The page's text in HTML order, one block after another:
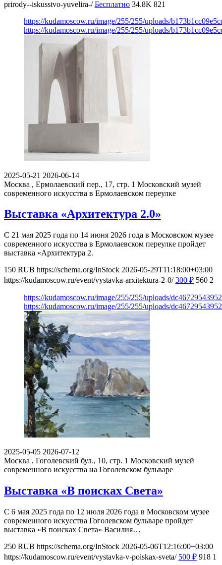
prirody--iskusstvo-yuvelira-/ Бесплатно 34.8K 821
https://kudamoscow.ru/image/255/255/uploads/
https://kudamoscow.ru/image/255/255/uploads/
2025-05-21 2026-06-14
Москва , Ермолаевский пер., 17, стр. 1 Московский музей
современного искусства в Ермолаевском переулке
Выставка «Архитектура 2.0»
С 21 мая 2025 года по 14 июня 2026 года в Московском музее
современного искусства в Ермолаевском переулке пройдет
выставка «Архитектура 2.
150 RUB https://schema.org/InStock 2026-05-29T11:18:00+03:00
https://kudamoscow.ru/event/vystavka-arxitektura-2-0/ 300 ₽ 560 2
https://kudamoscow.ru/image/255/255/uploads/
https://kudamoscow.ru/image/255/255/uploads/
2025-05-05 2026-07-12
Москва , Гоголевский бул., 10, стр. 1 Московский музей
современного искусства на Гоголевском бульваре
Выставка «В поисках Света»
С 6 мая 2025 года по 12 июля 2026 года в Московском музее
современного искусства Гоголевском бульваре пройдет
выставка «В поисках Света» Василия…
250 RUB https://schema.org/InStock 2026-05-06T12:16:00+03:00
https://kudamoscow.ru/event/vystavka-v-poiskax-sveta/ 500 ₽ 918 1